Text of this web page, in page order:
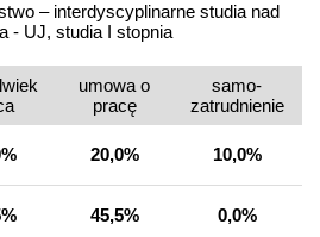
– interdyscyplinarne studia nad
- UJ, studia I stopnia
umowa o
pracę
samo­
zatrudnienie
20,0% 10,0%
45,5% 0,0%